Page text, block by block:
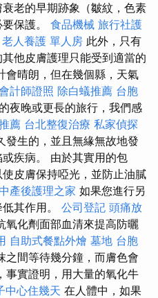
老的早期跡象（皺紋，色素
保護。 食品機械 旅行社護
老人養護 單人房 此外，只有
他皮膚護理只能受到適當的
會晴朗，但在幾個縣，天氣
計師證照 除白蟻推薦 台胞
夜晚或更長的旅行，我們感
薦 台北整復治療 私家偵探
發生的，並且無緣無故地發
疾病。 由於其實用的包
皮膚保持啞光，並防止油膩
產後護理之家 如果您進行另
其作用。 公司登記 頭痛放
氧化劑面部血清來提高防曬
自助式餐點外燴 墓地 台胞
之間等待幾分鐘，而膚色會
事實證明，用大量的氧化牛
中心住幾天 在人體中，如果